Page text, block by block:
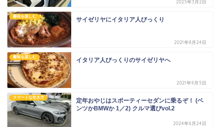
2025年3月2日
趣味を楽しむ サイゼリヤにイタリア人びっくり
2021年8月24日
趣味を楽しむ イタリア人びっくりのサイゼリヤへ
2021年9月5日
スマートな生き方
定年おやじはスポーティーセダンに乗るぞ！ (ベ
ンツかBMWか 1／2) クルマ選びvol.2
2024年6月24日